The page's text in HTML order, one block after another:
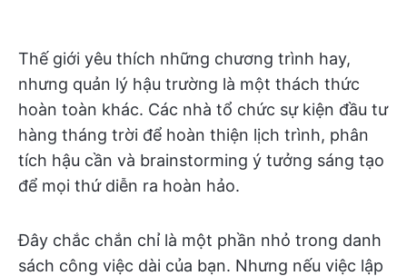
Thế giới yêu thích những chương trình hay,
nhưng quản lý hậu trường là một thách thức
hoàn toàn khác. Các nhà tổ chức sự kiện đầu tư
hàng tháng trời để hoàn thiện lịch trình, phân
tích hậu cần và brainstorming ý tưởng sáng tạo
để mọi thứ diễn ra hoàn hảo.
Đây chắc chắn chỉ là một phần nhỏ trong danh
sách công việc dài của bạn. Nhưng nếu việc lập